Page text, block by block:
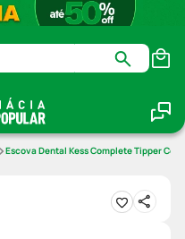
Escova Dental Kess Complete Tipper